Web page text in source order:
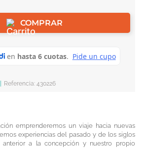
COMPRAR
Referencia: 430226
emprenderemos un viaje hacia nuevas
experiencias del pasado y de los siglos
anterior a la concepción y nuestro propio